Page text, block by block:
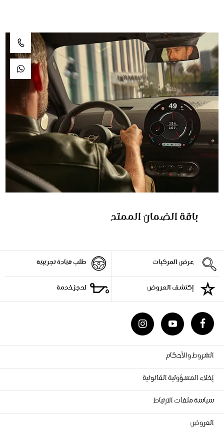
باقة الضمان الممتد
عرض المركبات طلب قيادة تجريبية
إكتشف العروض احجز خدمة
الشروط والأحكام
إخلاء المسؤولية القانونية
سياسة ملفات الارتباط
العروض